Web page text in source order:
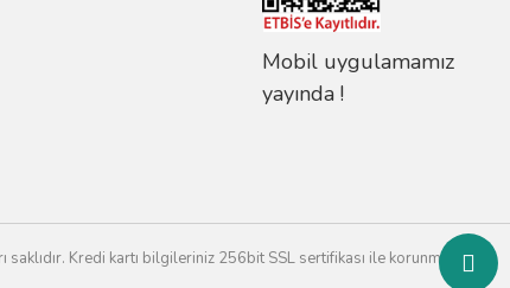
Mobil uygulamamız
yayında !
Kredi kartı bilgileriniz 256bit SSL sertifikası ile korunmaktadır.